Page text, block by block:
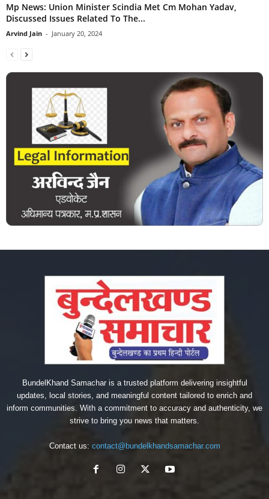
Mp News: Union Minister Scindia Met Cm Mohan Yadav,
Discussed Issues Related To The...
Arvind Jain - January 20, 2024
BundelKhand Samachar is a trusted platform delivering insightful
updates, local stories, and meaningful content tailored to enrich and
inform communities. With a commitment to accuracy and authenticity, we
strive to bring you news that matters.
Contact us: contact@bundelkhandsamachar.com